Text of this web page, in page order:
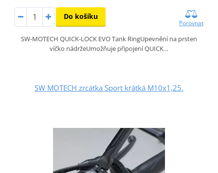
Do košíku
Porovnat
SW-MOTECH QUICK-LOCK EVO Tank RingUpevnění na prsten
víčko nádržeUmožňuje připojení QUICK…
SW MOTECH zrcátka Sport krátká M10x1,25.